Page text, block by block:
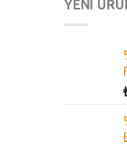
YENİ